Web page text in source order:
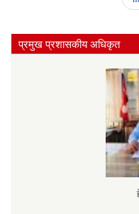
प्रमुख प्रशासकीय अधिकृत